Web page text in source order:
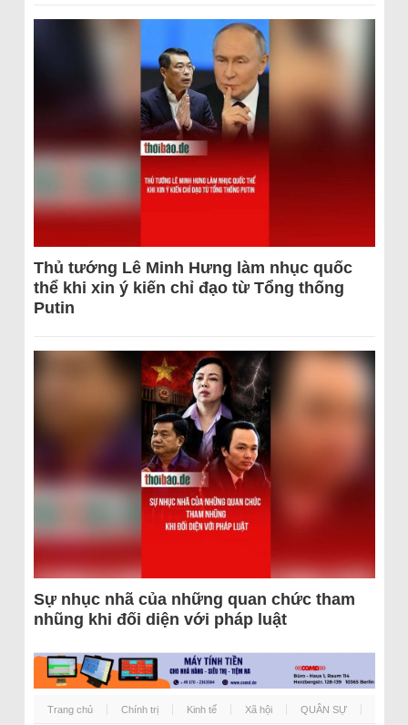
Thủ tướng Lê Minh Hưng làm nhục quốc
thể khi xin ý kiến chỉ đạo từ Tổng thống
Putin
Sự nhục nhã của những quan chức tham
nhũng khi đối diện với pháp luật
Trang chủ Chính trị Kinh tế Xã hội QUÂN SỰ